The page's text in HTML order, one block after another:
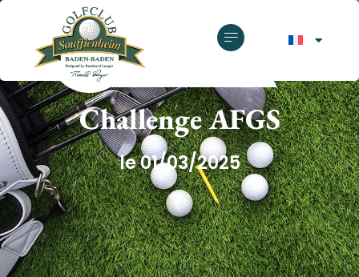
GOLF CLUB SOUFFLENHEIM
Challenge AFGS
le 01/03/2025